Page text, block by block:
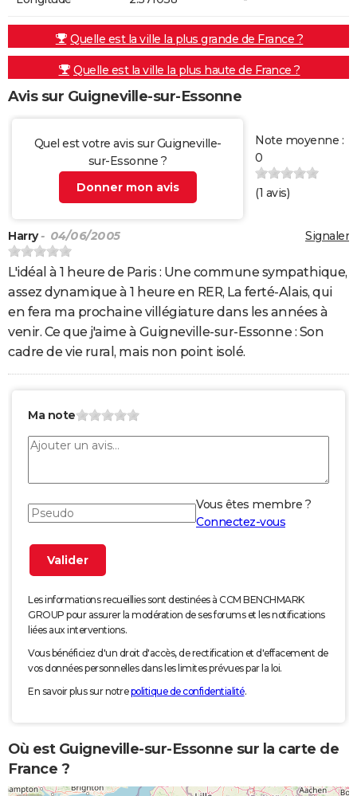
Quelle est la ville la plus grande de France ?
Quelle est la ville la plus haute de France ?
Avis sur Guigneville-sur-Essonne
Quel est votre avis sur Guigneville-
sur-Essonne ?
Donner mon avis
Note moyenne :
0
(1 avis)
Signaler
Harry- 04/06/2005
L'idéal à 1 heure de Paris : Une commune sympathique,
assez dynamique à 1 heure en RER, La ferté-Alais, qui
en fera ma prochaine villégiature dans les années à
venir. Ce que j'aime à Guigneville-sur-Essonne : Son
cadre de vie rural, mais non point isolé.
Ma note
Vous êtes membre ?
Connectez-vous
Les informations recueillies sont destinées à CCM BENCHMARK
GROUP pour assurer la modération de ses forums et les notifications
liées aux interventions.
Vous bénéficiez d'un droit d'accès, de rectification et d'effacement de
vos données personnelles dans les limites prévues par la loi.
En savoir plus sur notrepolitique de confidentialité.
Où est Guigneville-sur-Essonne sur la carte de
France ?